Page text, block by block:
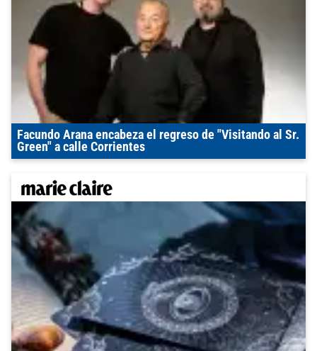
Facundo Arana encabeza el regreso de "Visitando al Sr.
Green" a calle Corrientes